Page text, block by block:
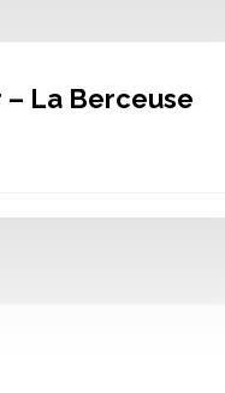
– La Berceuse